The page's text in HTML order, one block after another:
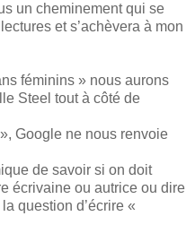
un cheminement qui se
et s’achèvera à mon
féminins » nous aurons
Steel tout à côté de
Google ne nous renvoie
de savoir si on doit
écrivaine ou autrice ou dire
question d’écrire «